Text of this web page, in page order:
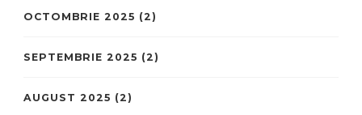
OCTOMBRIE 2025 (2)
SEPTEMBRIE 2025 (2)
AUGUST 2025 (2)